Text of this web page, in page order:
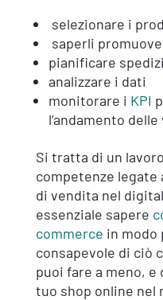
selezionare i
saperli
pianificare
analizzare i dati
monitorare i KPI
l’andamento
Si tratta di un
competenze legate
di vendita nel
essenziale sapere
commerce in modo
consapevole di ciò
puoi fare a meno,
tuo shop online nel